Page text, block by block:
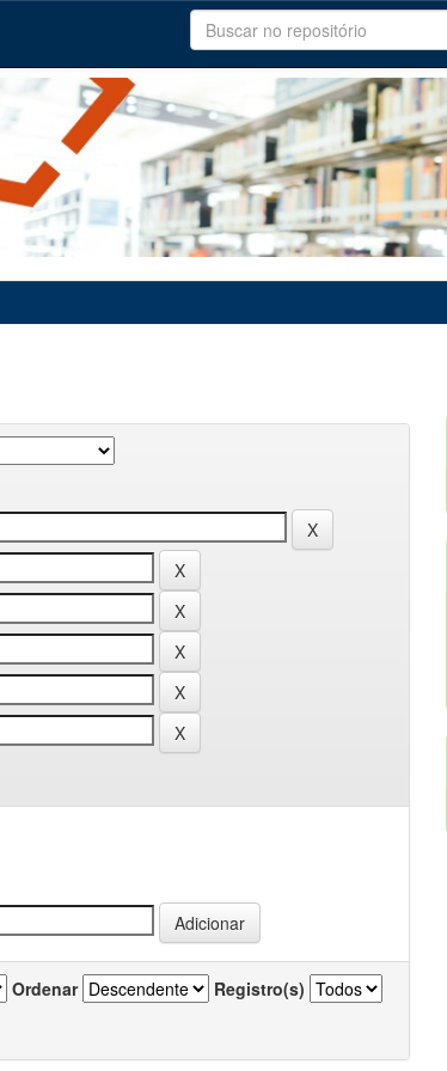
Ordenar Registro(s)